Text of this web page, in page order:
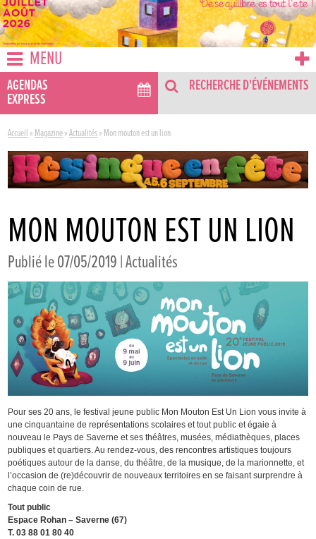
MENU
AGENDAS
EXPRESS
RECHERCHE D'ÉVÉNEMENTS
Accueil » Magazine»Actualités» Mon mouton est un lion
MON MOUTON EST UN LION
Publié le 07/05/2019 |Actualités
Pour ses 20 ans, le festival jeune public Mon Mouton Est Un Lion vous invite à
une cinquantaine de représentations scolaires et tout public et égaie à
nouveau le Pays de Saverne et ses théâtres, musées, médiathèques, places
publiques et quartiers. Au rendez-vous, des rencontres artistiques toujours
poétiques autour de la danse, du théâtre, de la musique, de la marionnette, et
l’occasion de (re)découvrir de nouveaux territoires en se faisant surprendre à
chaque coin de rue.
Tout public
Espace Rohan – Saverne (67)
T. 03 88 01 80 40